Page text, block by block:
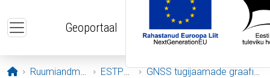
Geoportaal
Avaleht
Ruumiandmed ESTPOS GNSS tugijaamade graafikud